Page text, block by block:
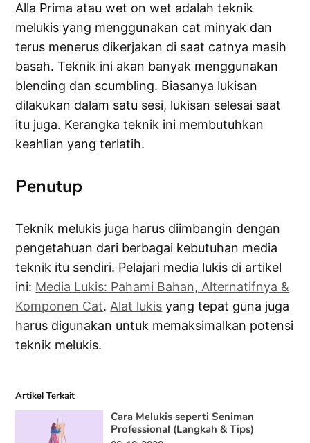
Alla Prima atau wet on wet adalah teknik
melukis yang menggunakan cat minyak dan
terus menerus dikerjakan di saat catnya masih
basah. Teknik ini akan banyak menggunakan
blending dan scumbling. Biasanya lukisan
dilakukan dalam satu sesi, lukisan selesai saat
itu juga. Kerangka teknik ini membutuhkan
keahlian yang terlatih.
Penutup
Teknik melukis juga harus diimbangin dengan
pengetahuan dari berbagai kebutuhan media
teknik itu sendiri. Pelajari media lukis di artikel
ini: Media Lukis: Pahami Bahan, Alternatifnya &
Komponen Cat. Alat lukis yang tepat guna juga
harus digunakan untuk memaksimalkan potensi
teknik melukis.
Artikel Terkait
Cara Melukis seperti Seniman
Professional (Langkah & Tips)